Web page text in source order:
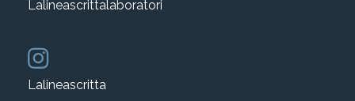
Lalineascrittalaboratori
Lalineascritta